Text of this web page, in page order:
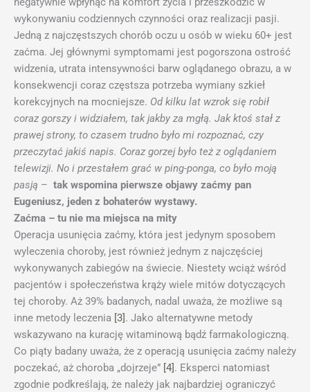
wykonywaniu codziennych czynności oraz realizacji pasji.
Jedną z najczęstszych chorób oczu u osób w wieku 60+ jest
zaćma. Jej głównymi symptomami jest pogorszona ostrość
widzenia, utrata intensywności barw oglądanego obrazu, a w
konsekwencji coraz częstsza potrzeba wymiany szkieł
korekcyjnych na mocniejsze. Od kilku lat wzrok się robił
coraz gorszy i widziałem, tak jakby za mgłą. Jak ktoś stał z
prawej strony, to czasem trudno było mi rozpoznać, czy
przeczytać jakiś napis. Coraz gorzej było też z oglądaniem
telewizji. No i przestałem grać w ping-ponga, co było moją
pasją – tak wspomina pierwsze objawy zaćmy pan
Eugeniusz, jeden z bohaterów wystawy.
Zaćma – tu nie ma miejsca na mity
Operacja usunięcia zaćmy, która jest jedynym sposobem
wyleczenia choroby, jest również jednym z najczęściej
wykonywanych zabiegów na świecie. Niestety wciąż wśród
pacjentów i społeczeństwa krąży wiele mitów dotyczących
tej choroby. Aż 39% badanych, nadal uważa, że możliwe są
inne metody leczenia [3]. Jako alternatywne metody
wskazywano na kurację witaminową bądź farmakologiczną.
Co piąty badany uważa, że z operacją usunięcia zaćmy należy
poczekać, aż choroba „dojrzeje” [4]. Eksperci natomiast
zgodnie podkreślają, że należy jak najbardziej ograniczyć